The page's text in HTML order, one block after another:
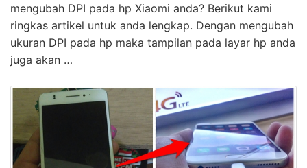
mengubah DPI pada hp Xiaomi anda? Berikut kami
ringkas artikel untuk anda lengkap. Dengan mengubah
ukuran DPI pada hp maka tampilan pada layar hp anda
juga akan …